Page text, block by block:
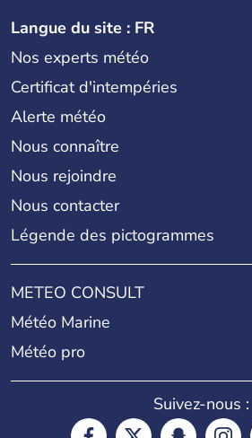
Langue du site : FR
Nos experts météo
Certificat d'intempéries
Alerte météo
Nous connaître
Nous rejoindre
Nous contacter
Légende des pictogrammes
METEO CONSULT
Météo Marine
Météo pro
Suivez-nous :